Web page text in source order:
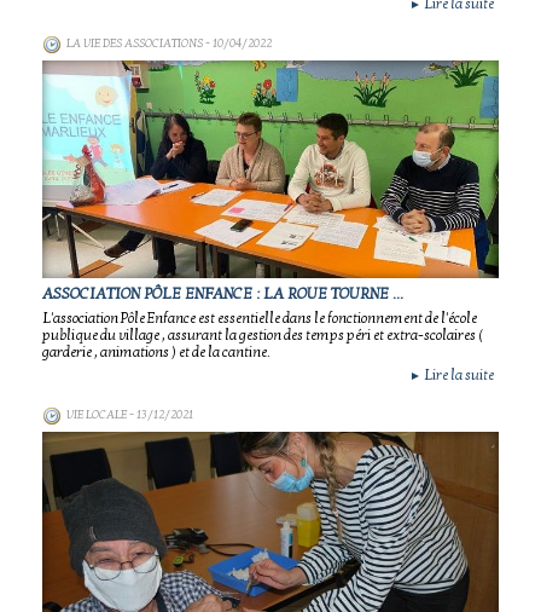
► Lire la suite
LA VIE DES ASSOCIATIONS- 10/04/2022
ASSOCIATION PÔLE ENFANCE : LA ROUE TOURNE ...
L'association Pôle Enfance est essentielle dans le fonctionnement de l'école
publique du village , assurant la gestion des temps péri et extra-scolaires (
garderie , animations ) et de la cantine.
► Lire la suite
VIE LOCALE- 13/12/2021